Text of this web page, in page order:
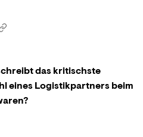
das kritischste
eines Logistikpartners beim